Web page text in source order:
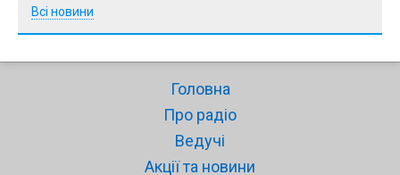
Всі новини
Головна
Про радіо
Ведучі
Акції та новини